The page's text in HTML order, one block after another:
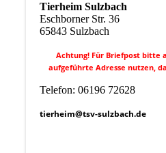
Tierheim Sulzbach
Eschborner Str. 36
65843 Sulzbach
Achtung! Für Briefpost bitte
aufgeführte Adresse nutzen,
Telefon: 06196 72628
tierheim@tsv-sulzbach.de